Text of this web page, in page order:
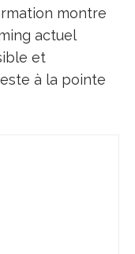
montre
actuel
et
à la pointe